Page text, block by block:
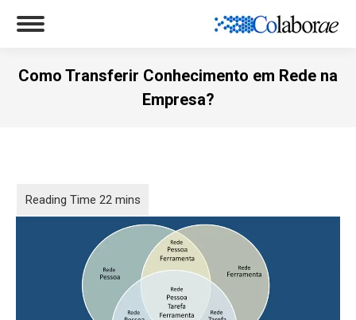
Como Transferir Conhecimento em Rede na
Empresa?